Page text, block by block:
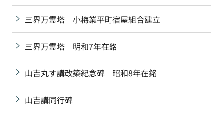
三界万霊塔 小梅業平町宿屋組合建立
三界万霊塔 明和7年在銘
山吉丸す講改築紀念碑 昭和8年在銘
山吉講同行碑